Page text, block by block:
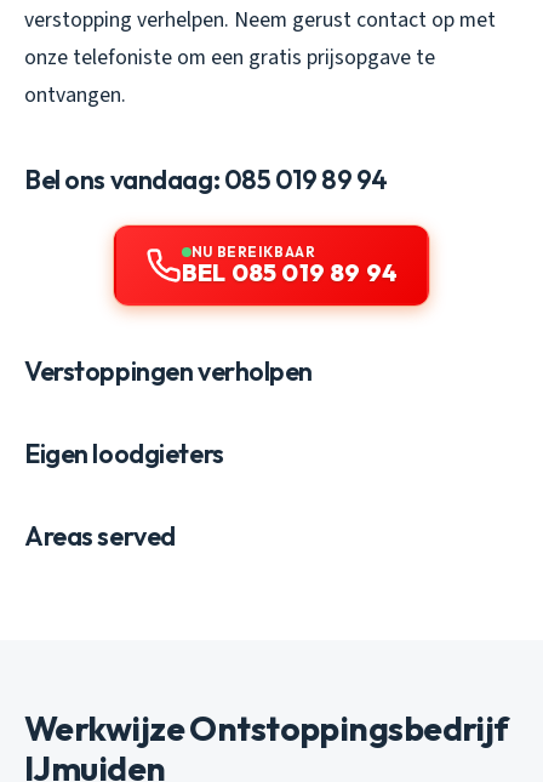
verstopping verhelpen. Neem gerust contact op met
onze telefoniste om een gratis prijsopgave te
ontvangen.
Bel ons vandaag: 085 019 89 94
NU BEREIKBAAR
BEL 085 019 89 94
Verstoppingen verholpen
Eigen loodgieters
Areas served
Werkwijze Ontstoppingsbedrijf
IJmuiden